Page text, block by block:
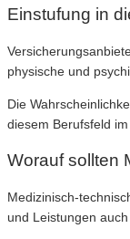
Einstufung in
physische und
Die
diesem Berufsfeld
Worauf sollten
Medizinisch-
und Leistungen